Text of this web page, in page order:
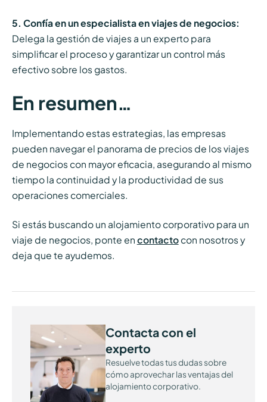
5. Confía en un especialista en viajes de negocios:
Delega la gestión de viajes a un experto para
simplificar el proceso y garantizar un control más
efectivo sobre los gastos.
En resumen…
Implementando estas estrategias, las empresas
pueden navegar el panorama de precios de los viajes
de negocios con mayor eficacia, asegurando al mismo
tiempo la continuidad y la productividad de sus
operaciones comerciales.
Si estás buscando un alojamiento corporativo para un
viaje de negocios, ponte en contactocon nosotros y
deja que te ayudemos.
Contacta con el
experto
Resuelve todas tus dudas sobre
cómo aprovechar las ventajas del
alojamiento corporativo.